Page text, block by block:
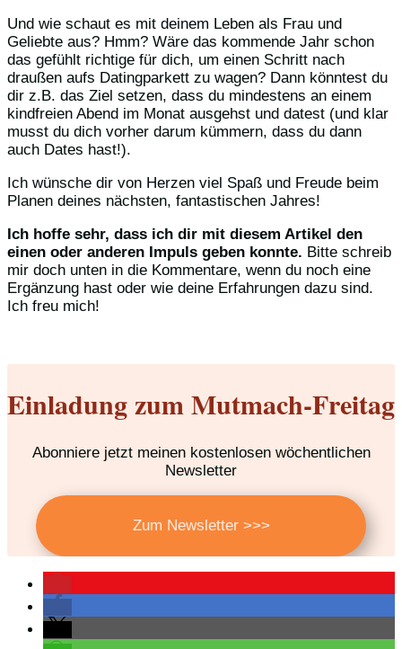
Und wie schaut es mit deinem Leben als Frau und
Geliebte aus? Hmm? Wäre das kommende Jahr schon
das gefühlt richtige für dich, um einen Schritt nach
draußen aufs Datingparkett zu wagen? Dann könntest du
dir z.B. das Ziel setzen, dass du mindestens an einem
kindfreien Abend im Monat ausgehst und datest (und klar
musst du dich vorher darum kümmern, dass du dann
auch Dates hast!).
Ich wünsche dir von Herzen viel Spaß und Freude beim
Planen deines nächsten, fantastischen Jahres!
Ich hoffe sehr, dass ich dir mit diesem Artikel den
einen oder anderen Impuls geben konnte. Bitte schreib
mir doch unten in die Kommentare, wenn du noch eine
Ergänzung hast oder wie deine Erfahrungen dazu sind.
Ich freu mich!
Einladung zum Mutmach-Freitag
Abonniere jetzt meinen kostenlosen wöchentlichen
Newsletter
Zum Newsletter >>>